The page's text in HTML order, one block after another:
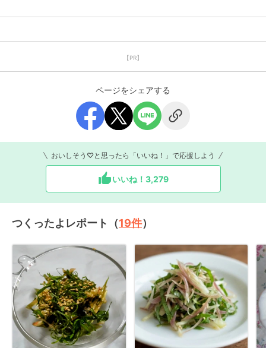
【PR】
ページをシェアする
おいしそう♡と思ったら「いいね！」で応援しよう
いいね！ 3,279
つくったよレポート（19件）